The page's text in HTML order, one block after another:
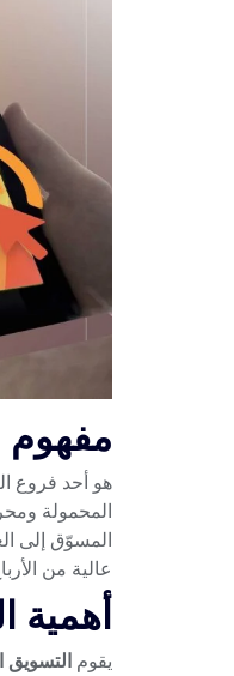
مفهوم
هو أحد فروع
المحمولة
المسوّق إلى
عالية من
أهمية
يقوم التسويق